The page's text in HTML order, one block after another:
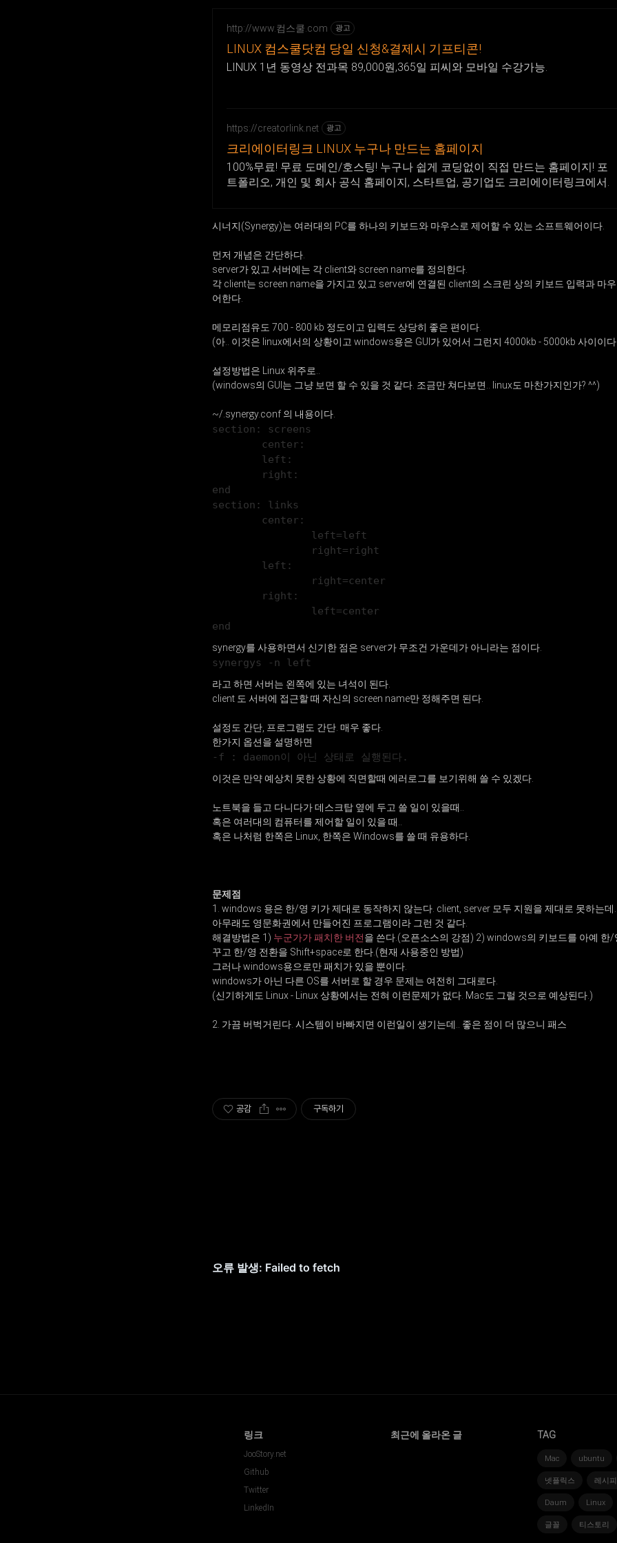
http://www.컴스쿨.com 광고
LINUX 컴스쿨닷컴 당일 신청&결제시 기프티콘!
LINUX 1년 동영상 전과목 89,000원,365일 피씨와 모바일 수강가능.
https://creatorlink.net 광고
크리에이터링크 LINUX 누구나 만드는 홈페이지
100%무료! 무료 도메인/호스팅! 누구나 쉽게 코딩없이 직접 만드는 홈페이지! 포
트폴리오, 개인 및 회사 공식 홈페이지, 스타트업, 공기업도 크리에이터링크에서.
시너지(Synergy)는 여러대의 PC를 하나의 키보드와 마우스로 제어할 수 있는 소프트웨어이다.
먼저 개념은 간단하다.
server가 있고 서버에는 각 client와 screen name를 정의한다.
각 client는 screen name을 가지고 있고 server에 연결된 client의 스크린 상의 키보드 입력과 마
어한다.
메모리점유도 700 - 800 kb 정도이고 입력도 상당히 좋은 편이다.
(아.. 이것은 linux에서의 상황이고 windows용은 GUI가 있어서 그런지 4000kb - 5000kb 사이이
설정방법은 Linux 위주로..
(windows의 GUI는 그냥 보면 할 수 있을 것 같다. 조금만 쳐다보면.. linux도 마찬가지인가? ^^)
~/.synergy.conf 의 내용이다.
section: screens
center:
left:
right:
end
section: links
center:
left=left
right=right
left:
right=center
right:
left=center
end
synergy를 사용하면서 신기한 점은 server가 무조건 가운데가 아니라는 점이다.
synergys -n left
라고 하면 서버는 왼쪽에 있는 녀석이 된다.
client 도 서버에 접근할 때 자신의 screen name만 정해주면 된다.
설정도 간단, 프로그램도 간단. 매우 좋다.
한가지 옵션을 설명하면
-f : daemon이 아닌 상태로 실행된다.
이것은 만약 예상치 못한 상황에 직면할때 에러로그를 보기위해 쓸 수 있겠다.
노트북을 들고 다니다가 데스크탑 옆에 두고 쓸 일이 있을때..
혹은 여러대의 컴퓨터를 제어할 일이 있을 때..
혹은 나처럼 한쪽은 Linux, 한쪽은 Windows를 쓸 때 유용하다.
문제점
1. windows 용은 한/영 키가 제대로 동작하지 않는다. client, server 모두 지원을 제대로 못하는데
아무래도 영문화권에서 만들어진 프로그램이라 그런 것 같다.
해결방법은 1) 누군가가 패치한 버전을 쓴다.(오픈소스의 강점) 2) windows의 키보드를 아예 한/
꾸고 한/영 전환을 Shift+space로 한다.(현재 사용중인 방법)
그러나 windows용으로만 패치가 있을 뿐이다.
windows가 아닌 다른 OS를 서버로 할 경우 문제는 여전히 그대로다.
(신기하게도 Linux - Linux 상황에서는 전혀 이런문제가 없다. Mac도 그럴 것으로 예상된다.)
2. 가끔 버벅거린다. 시스템이 바빠지면 이런일이 생기는데.. 좋은 점이 더 많으니 패스
공감 구독하기
링크
JooStory.net
Github
Twitter
LinkedIn
최근에 올라온 글 TAG
Mac ubuntu
넷플릭스 레시피
Daum Linux
글꼴 티스토리